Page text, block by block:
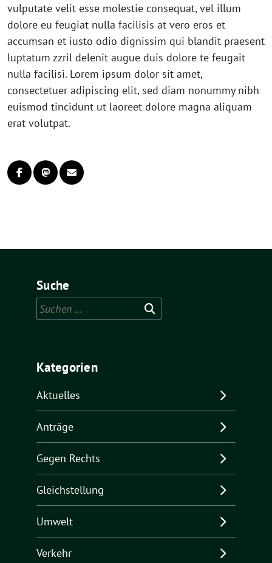
vulputate velit esse molestie consequat, vel illum
dolore eu feugiat nulla facilisis at vero eros et
accumsan et iusto odio dignissim qui blandit praesent
luptatum zzril delenit augue duis dolore te feugait
nulla facilisi. Lorem ipsum dolor sit amet,
consectetuer adipiscing elit, sed diam nonummy nibh
euismod tincidunt ut laoreet dolore magna aliquam
erat volutpat.
Suche
Suchen
nach:
Kategorien
Aktuelles
Anträge
Gegen Rechts
Gleichstellung
Umwelt
Verkehr